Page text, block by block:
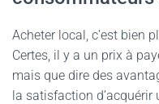
Acheter local, c’est bien
Certes, il y a un prix à
mais que dire des
la satisfaction